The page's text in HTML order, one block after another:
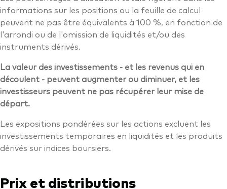
informations sur les positions ou la feuille de calcul
peuvent ne pas être équivalents à 100 %, en fonction de
l'arrondi ou de l'omission de liquidités et/ou des
instruments dérivés.
La valeur des investissements - et les revenus qui en
découlent - peuvent augmenter ou diminuer, et les
investisseurs peuvent ne pas récupérer leur mise de
départ.
Les expositions pondérées sur les actions excluent les
investissements temporaires en liquidités et les produits
dérivés sur indices boursiers.
Prix et distributions